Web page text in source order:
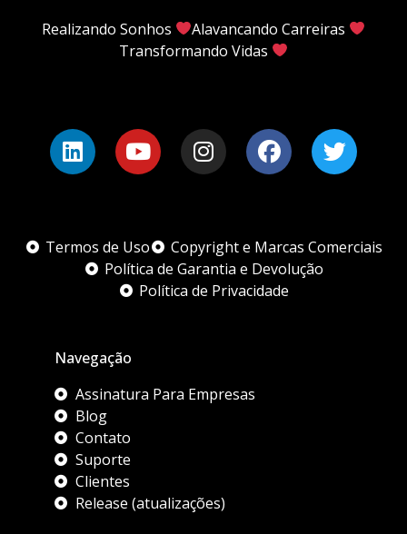
Realizando Sonhos
Alavancando Carreiras
Transformando Vidas
Termos de Uso
Copyright e Marcas Comerciais
Política de Garantia e Devolução
Política de Privacidade
Navegação
Assinatura Para Empresas
Blog
Contato
Suporte
Clientes
Release (atualizações)